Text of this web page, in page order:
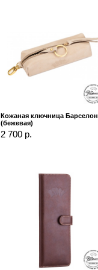
Кожаная ключница
(бежевая)
2 700 р.